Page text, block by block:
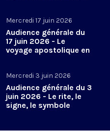
Mercredi 17 juin 2026
Audience générale du
17 juin 2026 - Le
voyage apostolique en
Mercredi 3 juin 2026
Audience générale du 3
juin 2026 - Le rite, le
signe, le symbole